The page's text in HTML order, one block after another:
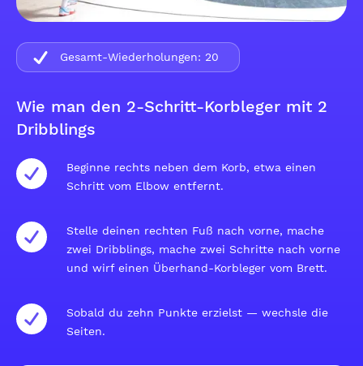
Wie man den 2-Schritt-Korbleger mit 2
Dribblings
Beginne rechts neben dem Korb, etwa einen
Schritt vom Elbow entfernt.
Stelle deinen rechten Fuß nach vorne, mache
zwei Dribblings, mache zwei Schritte nach vorne
und wirf einen Überhand-Korbleger vom Brett.
Sobald du zehn Punkte erzielst — wechsle die
Seiten.
Gesamt-Wiederholungen: 20